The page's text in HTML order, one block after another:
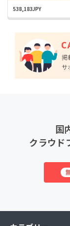
538,183JPY
国
クラウド